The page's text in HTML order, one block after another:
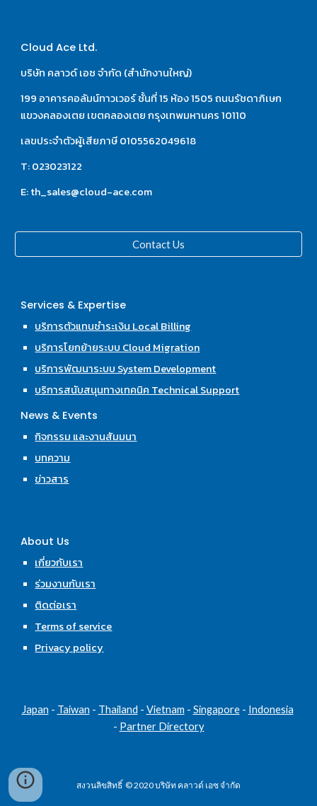
Cloud Ace Ltd.
บริษัท คลาวด์ เอซ จำกัด (สำนักงานใหญ่)
199 อาคารคอลัมน์ทาวเวอร์ ชั้นที่ 15 ห้อง 1505 ถนนรัชดาภิเษก
แขวงคลองเตย เขตคลองเตย กรุงเทพมหานคร 10110
เลขประจำตัวผู้เสียภาษี 0105562049618
T: 023023122
E: th_sales@cloud-ace.com
Contact Us
Services & Expertise
บริการตัวแทนชำระเงิน Local Billing
บริการโยกย้ายระบบ Cloud Migration
บริการพัฒนาระบบ System Development
บริการสนับสนุนทางเทคนิค Technical Support
News & Events
กิจกรรม และงานสัมมนา
บทความ
ข่าวสาร
About Us
เกี่ยวกับเรา
ร่วมงานกับเรา
ติดต่อเรา
Terms of service
Privacy policy
Japan - Taiwan - Thailand - Vietnam - Singapore - Indonesia
- Partner Directory
สงวนลิขสิทธิ์  © 2020 บริษัท คลาวด์ เอซ จำกัด